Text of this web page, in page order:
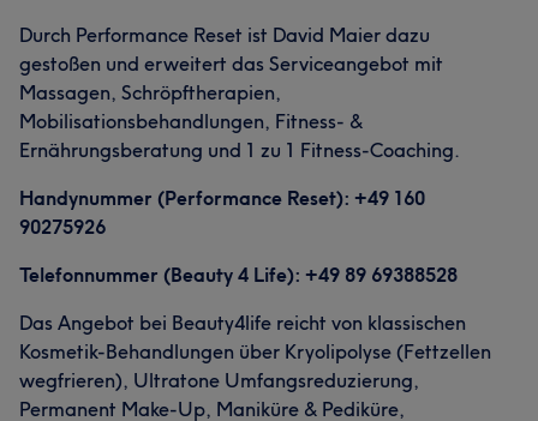
Durch Performance Reset ist David Maier dazu
gestoßen und erweitert das Serviceangebot mit
Massagen, Schröpftherapien,
Mobilisationsbehandlungen, Fitness- &
Ernährungsberatung und 1 zu 1 Fitness-Coaching.
Handynummer (Performance Reset): +49 160
90275926
Telefonnummer (Beauty 4 Life): +49 89 69388528
Das Angebot bei Beauty4life reicht von klassischen
Kosmetik-Behandlungen über Kryolipolyse (Fettzellen
wegfrieren), Ultratone Umfangsreduzierung,
Permanent Make-Up, Maniküre & Pediküre,